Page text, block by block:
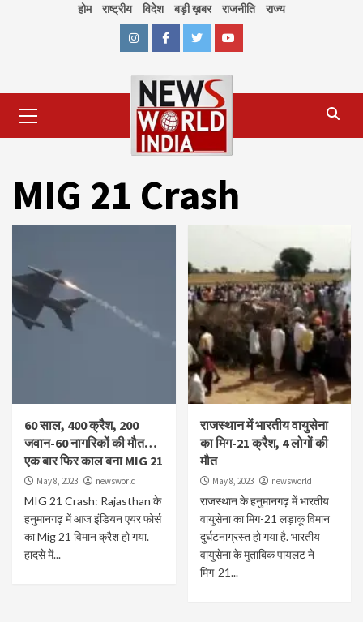
होम राष्ट्रीय विदेश बड़ी ख़बर राजनीति राज्य
InstagramFacebookTwitterYoutube
Menu
MIG 21 Crash
60 साल, 400 क्रैश, 200
जवान-60 नागरिकों की मौत…
एक बार फिर काल बना MIG 21
May 8, 2023 newsworld
MIG 21 Crash: Rajasthan के
हनुमानगढ़ में आज इंडियन एयर फोर्स
का Mig 21 विमान क्रैश हो गया.
हादसे में...
राजस्थान में भारतीय वायुसेना
का मिग-21 क्रैश, 4 लोगों की
मौत
May 8, 2023 newsworld
राजस्थान के हनुमानगढ़ में भारतीय
वायुसेना का मिग-21 लड़ाकू विमान
दुर्घटनाग्रस्त हो गया है. भारतीय
वायुसेना के मुताबिक पायलट ने
मिग-21...